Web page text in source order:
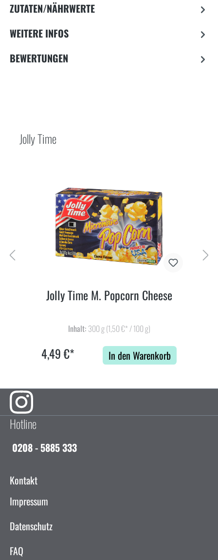
ZUTATEN/NÄHRWERTE
WEITERE INFOS
BEWERTUNGEN
Jolly Time
Jolly Time M. Popcorn Cheese
Inhalt: 300 g(1,50 €* / 100 g)
4,49 €* In den Warenkorb
Hotline
0208 - 5885 333
Kontakt
Impressum
Datenschutz
FAQ